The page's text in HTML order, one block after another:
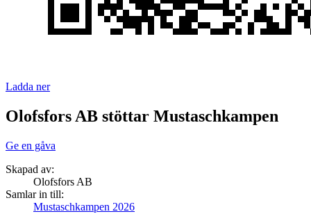
Ladda ner
Olofsfors AB stöttar Mustaschkampen
Ge en gåva
Skapad av:
Olofsfors AB
Samlar in till:
Mustaschkampen 2026